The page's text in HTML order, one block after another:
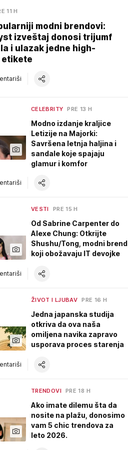
11 H
modni brendovi:
izveštaj donosi trijumf
i ulazak jedne high-
CELEBRITY PRE 13 H
Modno izdanje kraljice
Letizije na Majorki:
Savršena letnja haljina i
sandale koje spajaju
glamur i komfor
VESTI PRE 15 H
Od Sabrine Carpenter do
Alexe Chung: Otkrijte
Shushu/Tong, modni brend
koji obožavaju IT devojke
ŽIVOT I LJUBAV PRE 16 H
Jedna japanska studija
otkriva da ova naša
omiljena navika zapravo
usporava proces starenja
TRENDOVI PRE 18 H
Ako imate dilemu šta da
nosite na plažu, donosimo
vam 5 chic trendova za
leto 2026.